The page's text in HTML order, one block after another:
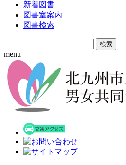
新着図書
図書室案内
図書検索
Search
for:
menu